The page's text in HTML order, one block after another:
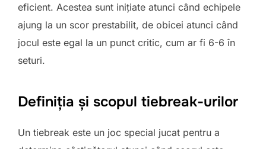
eficient. Acestea sunt inițiate atunci când echipele
ajung la un scor prestabilit, de obicei atunci când
jocul este egal la un punct critic, cum ar fi 6-6 în
seturi.
Definiția și scopul tiebreak-urilor
Un tiebreak este un joc special jucat pentru a